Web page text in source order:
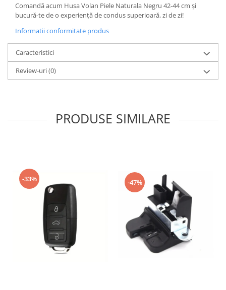
Comandă acum Husa Volan Piele Naturala Negru 42-44 cm și
bucură-te de o experiență de condus superioară, zi de zi!
Informatii conformitate produs
Caracteristici
Review-uri(0)
PRODUSE SIMILARE
-33% -47%